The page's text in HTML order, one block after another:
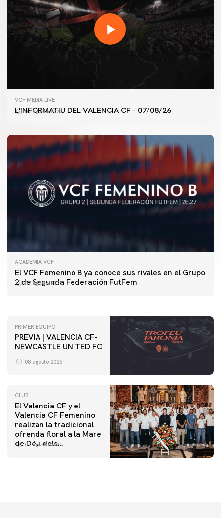
VCF MEDIA LIVE
L'INFORMATIU DEL VALENCIA CF - 07/08/26
07 agosto 2026
ACADEMIA VCF
El VCF Femenino B ya conoce sus rivales en el Grupo
2 de Segunda Federación FutFem
07 agosto 2026
PRIMER EQUIPO
ENTRENAMIENTO DEL VALENCIA CF 7/8/2026
PRIMER EQUIPO
PREVIA | VALENCIA CF-
NEWCASTLE UNITED FC
08 agosto 2026
CLUB
El Valencia CF y el
Valencia CF Femenino
realizan la tradicional
ofrenda floral a la Mare
de Déu dels
07 agosto 2026